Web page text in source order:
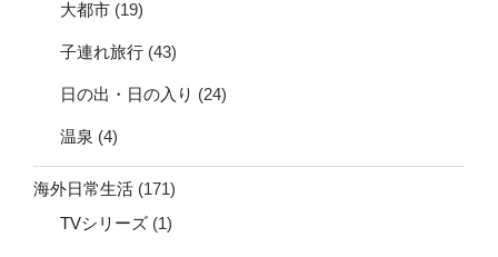
大都市 (19)
子連れ旅行 (43)
日の出・日の入り (24)
温泉 (4)
海外日常生活 (171)
TVシリーズ (1)